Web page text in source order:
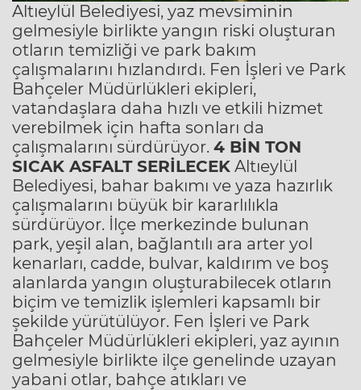
Altıeylül Belediyesi, yaz mevsiminin
gelmesiyle birlikte yangın riski oluşturan
otların temizliği ve park bakım
çalışmalarını hızlandırdı. Fen İşleri ve Park
Bahçeler Müdürlükleri ekipleri,
vatandaşlara daha hızlı ve etkili hizmet
verebilmek için hafta sonları da
çalışmalarını sürdürüyor. 4 BİN TON
SICAK ASFALT SERİLECEK Altıeylül
Belediyesi, bahar bakımı ve yaza hazırlık
çalışmalarını büyük bir kararlılıkla
sürdürüyor. İlçe merkezinde bulunan
park, yeşil alan, bağlantılı ara arter yol
kenarları, cadde, bulvar, kaldırım ve boş
alanlarda yangın oluşturabilecek otların
biçim ve temizlik işlemleri kapsamlı bir
şekilde yürütülüyor. Fen İşleri ve Park
Bahçeler Müdürlükleri ekipleri, yaz ayının
gelmesiyle birlikte ilçe genelinde uzayan
yabani otlar, bahçe atıkları ve